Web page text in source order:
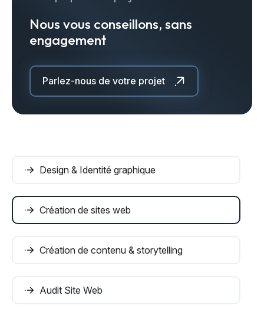
Nous vous conseillons, sans
engagement
Parlez-nous de votre projet
Design & Identité graphique
Création de sites web
Création de contenu & storytelling
Audit Site Web